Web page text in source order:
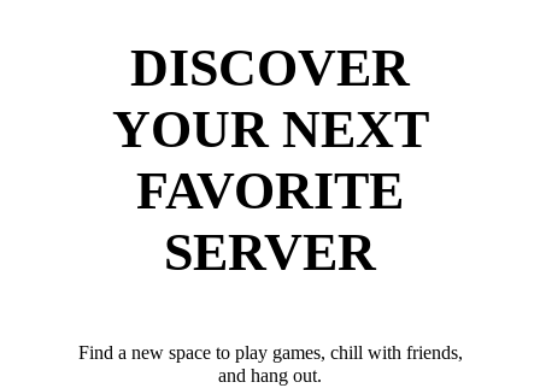
DISCOVER
YOUR NEXT
FAVORITE
SERVER
Find a new space to play games, chill with friends,
and hang out.